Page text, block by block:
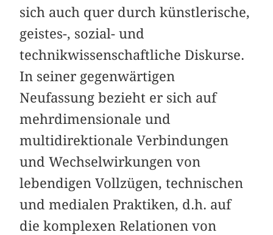
sich auch quer durch künstlerische,
geistes-, sozial- und
technikwissenschaftliche Diskurse.
In seiner gegenwärtigen
Neufassung bezieht er sich auf
mehr­dimensionale und
multidirektionale Verbindungen
und Wechselwirkungen von
lebendigen Vollzügen, technischen
und medialen Praktiken, d.h. auf
die komplexen Relationen von